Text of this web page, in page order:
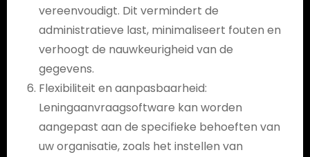
vereenvoudigt. Dit vermindert de
administratieve last, minimaliseert fouten en
verhoogt de nauwkeurigheid van de
gegevens.
Flexibiliteit en aanpasbaarheid:
Leningaanvraagsoftware kan worden
aangepast aan de specifieke behoeften van
uw organisatie, zoals het instellen van